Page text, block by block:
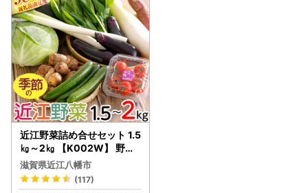
近江野菜詰め合せセット 1.5
㎏～2㎏ 【K002W】 野菜
旬 新鮮
滋賀県近江八幡市
(117)